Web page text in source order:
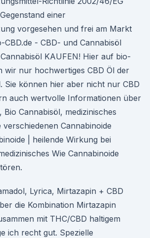
einer
vorgesehen und frei am Markt
CBD.de - CBD- und Cannabisöl
KAUFEN! Hier auf bio-
wir nur hochwertiges CBD Öl der
Sie können hier aber nicht nur CBD
auch wertvolle Informationen über
Cannabisöl, medizinisches
verschiedenen Cannabinoide
| heilende Wirkung bei
Wie Cannabinoide
Lyrica, Mirtazapin + CBD
die Kombination Mirtazapin
mit THC/CBD haltigem
ich recht gut. Spezielle